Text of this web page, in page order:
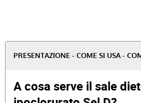
PRESENTAZIONE - COME SI USA -
A cosa serve il sale